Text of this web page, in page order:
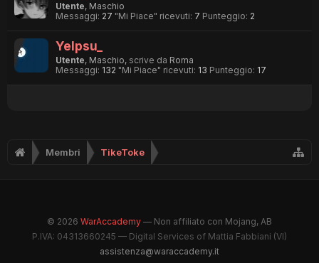
Utente, Maschio
Messaggi: 27 "Mi Piace" ricevuti: 7 Punteggio: 2
Yelpsu_
Utente, Maschio, scrive da Roma
Messaggi: 132 "Mi Piace" ricevuti: 13 Punteggio: 17
Membri TikeToke
© 2026 WarAccademy — Non affiliato con Mojang, AB
P.IVA: 04313660245 — Digital Services of Mattia Fabbiani (VI)
assistenza@waraccademy.it